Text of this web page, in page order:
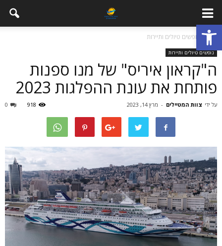
פתח סרגל נגישות
בית נופשים טיולים ותיירות
נופשים טיולים ותיירות
ה"קראון איריס" של מנו ספנות
פותחת את עונת ההפלגות 2023
על ידי צוות המטיילים - מרץ 14, 2023 0 918